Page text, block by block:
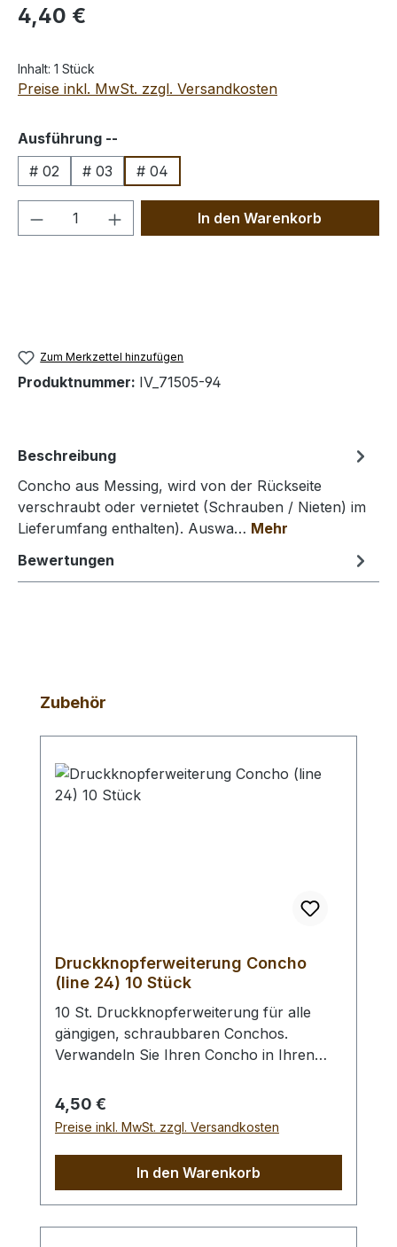
Regulärer Preis:
4,40 €
Inhalt: 1 Stück
Preise inkl. MwSt. zzgl. Versandkosten
Ausführung --
# 02
# 03 # 04
Produkt Anzahl: Gib denIn den Warenkorb
Zum Merkzettel hinzufügen
Produktnummer: IV_71505-94
Beschreibung
Concho aus Messing, wird von der Rückseite
verschraubt oder vernietet (Schrauben / Nieten) im
Lieferumfang enthalten). Auswa… Mehr
Bewertungen
Produktgalerie überspringen
Zubehör
Druckknopferweiterung Concho
(line 24) 10 Stück
10 St. Druckknopferweiterung für alle
gängigen, schraubbaren Conchos.
Verwandeln Sie Ihren Concho in Ihren
Vernietens des Druckknopfoberteils wird
dieser in den Concho geschraubt. Des
Weiteren benötigen Sie ein Druckknopf -
Druckknopf - Einsetzwerkzeug (gross)
zur Befestigung des Druckknopfunterteils.
Für das Einsetzen in (sehr) dünne Leder
Regulärer Preis:
4,50 €
Preise inkl. MwSt. zzgl. Versandkosten
In den Warenkorb